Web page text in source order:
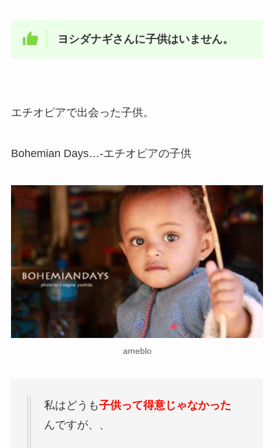
ヨシダナギさんに子供はいません。
エチオピアで出会った子供。
Bohemian Days…-エチオピアの子供
ameblo
私はどうも子供って得意じゃなかった
んですが、、